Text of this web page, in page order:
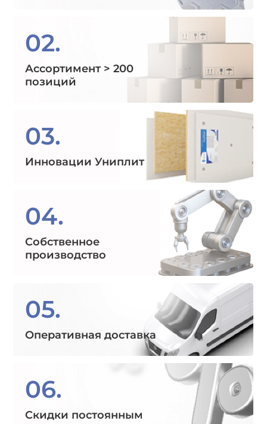
02.
Ассортимент > 200
позиций
03.
Инновации Униплит
04.
Собственное
производство
05.
Оперативная доставка
06.
Скидки постоянным